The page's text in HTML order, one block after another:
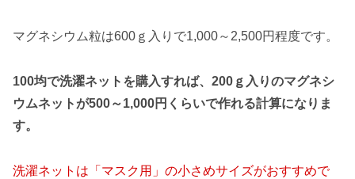
マグネシウム粒は600ｇ入りで1,000～2,500円程度です。
100均で洗濯ネットを購入すれば、200ｇ入りのマグネシ
ウムネットが500～1,000円くらいで作れる計算になりま
す。
洗濯ネットは「マスク用」の小さめサイズがおすすめで